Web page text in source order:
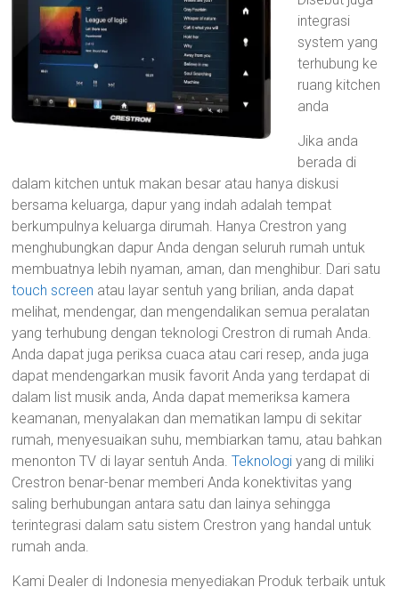
integrasi
system yang
terhubung ke
ruang kitchen
anda
Jika anda
berada di
dalam kitchen untuk makan besar atau hanya diskusi
bersama keluarga, dapur yang indah adalah tempat
berkumpulnya keluarga dirumah. Hanya Crestron yang
menghubungkan dapur Anda dengan seluruh rumah untuk
membuatnya lebih nyaman, aman, dan menghibur. Dari satu
touch screen atau layar sentuh yang brilian, anda dapat
melihat, mendengar, dan mengendalikan semua peralatan
yang terhubung dengan teknologi Crestron di rumah Anda.
Anda dapat juga periksa cuaca atau cari resep, anda juga
dapat mendengarkan musik favorit Anda yang terdapat di
dalam list musik anda, Anda dapat memeriksa kamera
keamanan, menyalakan dan mematikan lampu di sekitar
rumah, menyesuaikan suhu, membiarkan tamu, atau bahkan
menonton TV di layar sentuh Anda.Teknologi yang di miliki
Crestron benar-benar memberi Anda konektivitas yang
saling berhubungan antara satu dan lainya sehingga
terintegrasi dalam satu sistem Crestron yang handal untuk
rumah anda.
Kami Dealer di Indonesia menyediakan Produk terbaik untuk